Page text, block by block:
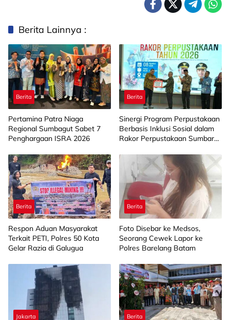
Berita Lainnya :
Berita
Pertamina Patra Niaga
Regional Sumbagut Sabet 7
Penghargaan ISRA 2026
Berita
Sinergi Program Perpustakaan
Berbasis Inklusi Sosial dalam
Rakor Perpustakaan Sumbar
Berita
Respon Aduan Masyarakat
Terkait PETI, Polres 50 Kota
Gelar Razia di Galugua
Berita
Foto Disebar ke Medsos,
Seorang Cewek Lapor ke
Polres Barelang Batam
Jakarta Berita